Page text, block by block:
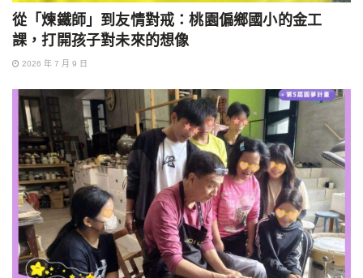
從「煉鐵師」到友情對戒：桃園偏鄉國小的金工
課，打開孩子對未來的想像
2026 年 7 月 9 日